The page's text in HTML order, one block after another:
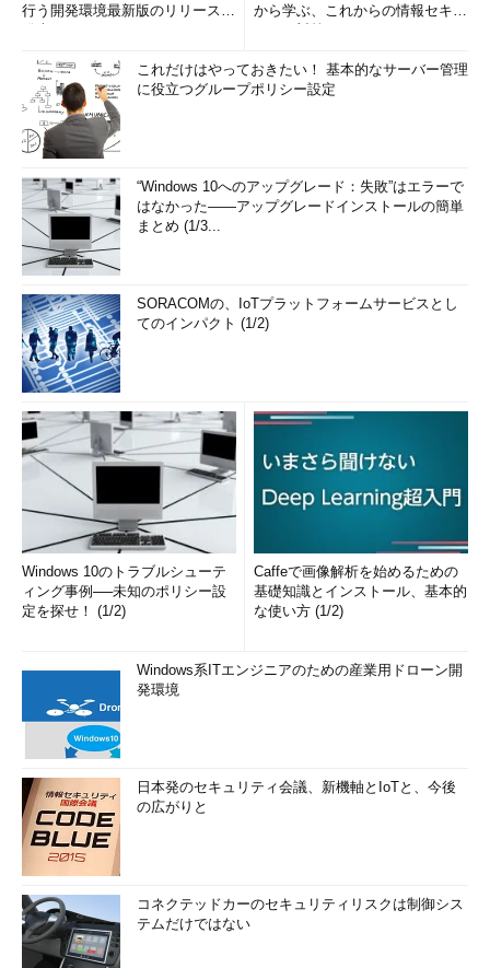
行う開発環境最新版のリリースを
から学ぶ、これからの情報セキュ
これだけはやっておきたい！ 基本的なサーバー管理
に役立つグループポリシー設定
“Windows 10へのアップグレード：失敗”はエラーで
はなかった――アップグレードインストールの簡単
まとめ (1/3...
SORACOMの、IoTプラットフォームサービスとし
てのインパクト (1/2)
Windows 10のトラブルシューテ
ィング事例──未知のポリシー設
定を探せ！ (1/2)
Caffeで画像解析を始めるための
基礎知識とインストール、基本的
な使い方 (1/2)
Windows系ITエンジニアのための産業用ドローン開
発環境
日本発のセキュリティ会議、新機軸とIoTと、今後
の広がりと
コネクテッドカーのセキュリティリスクは制御シス
テムだけではない